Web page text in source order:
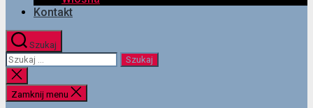
Kontakt
Szukaj
Szukaj:
Zamknij
wyszukiwanie
Zamknij menu